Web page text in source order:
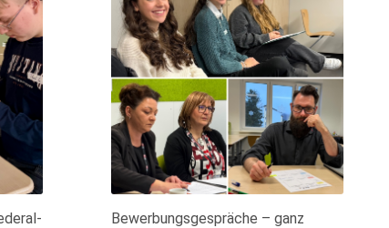
Bewerbungsgespräche – ganz